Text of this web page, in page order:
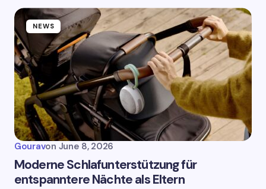
NEWS
Gouravon June 8, 2026
Moderne Schlafunterstützung für
entspanntere Nächte als Eltern